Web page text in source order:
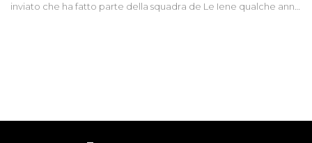
inviato che ha fatto parte della squadra de Le Iene qualche anno